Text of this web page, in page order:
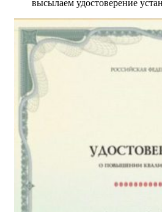
высылаем удостоверение